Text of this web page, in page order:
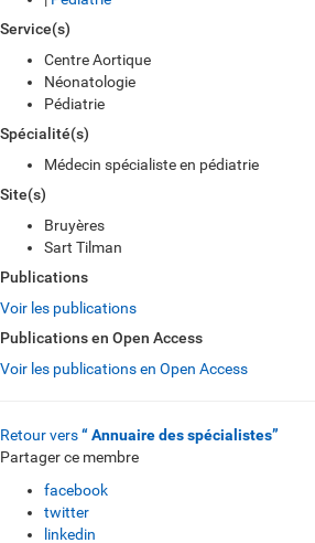
Service(s)
Centre Aortique
Néonatologie
Pédiatrie
Spécialité(s)
Médecin spécialiste en pédiatrie
Site(s)
Bruyères
Sart Tilman
Publications
Voir les publications
Publications en Open Access
Voir les publications en Open Access
Retour vers“ Annuaire des spécialistes”
Partager ce membre
facebook
twitter
linkedin